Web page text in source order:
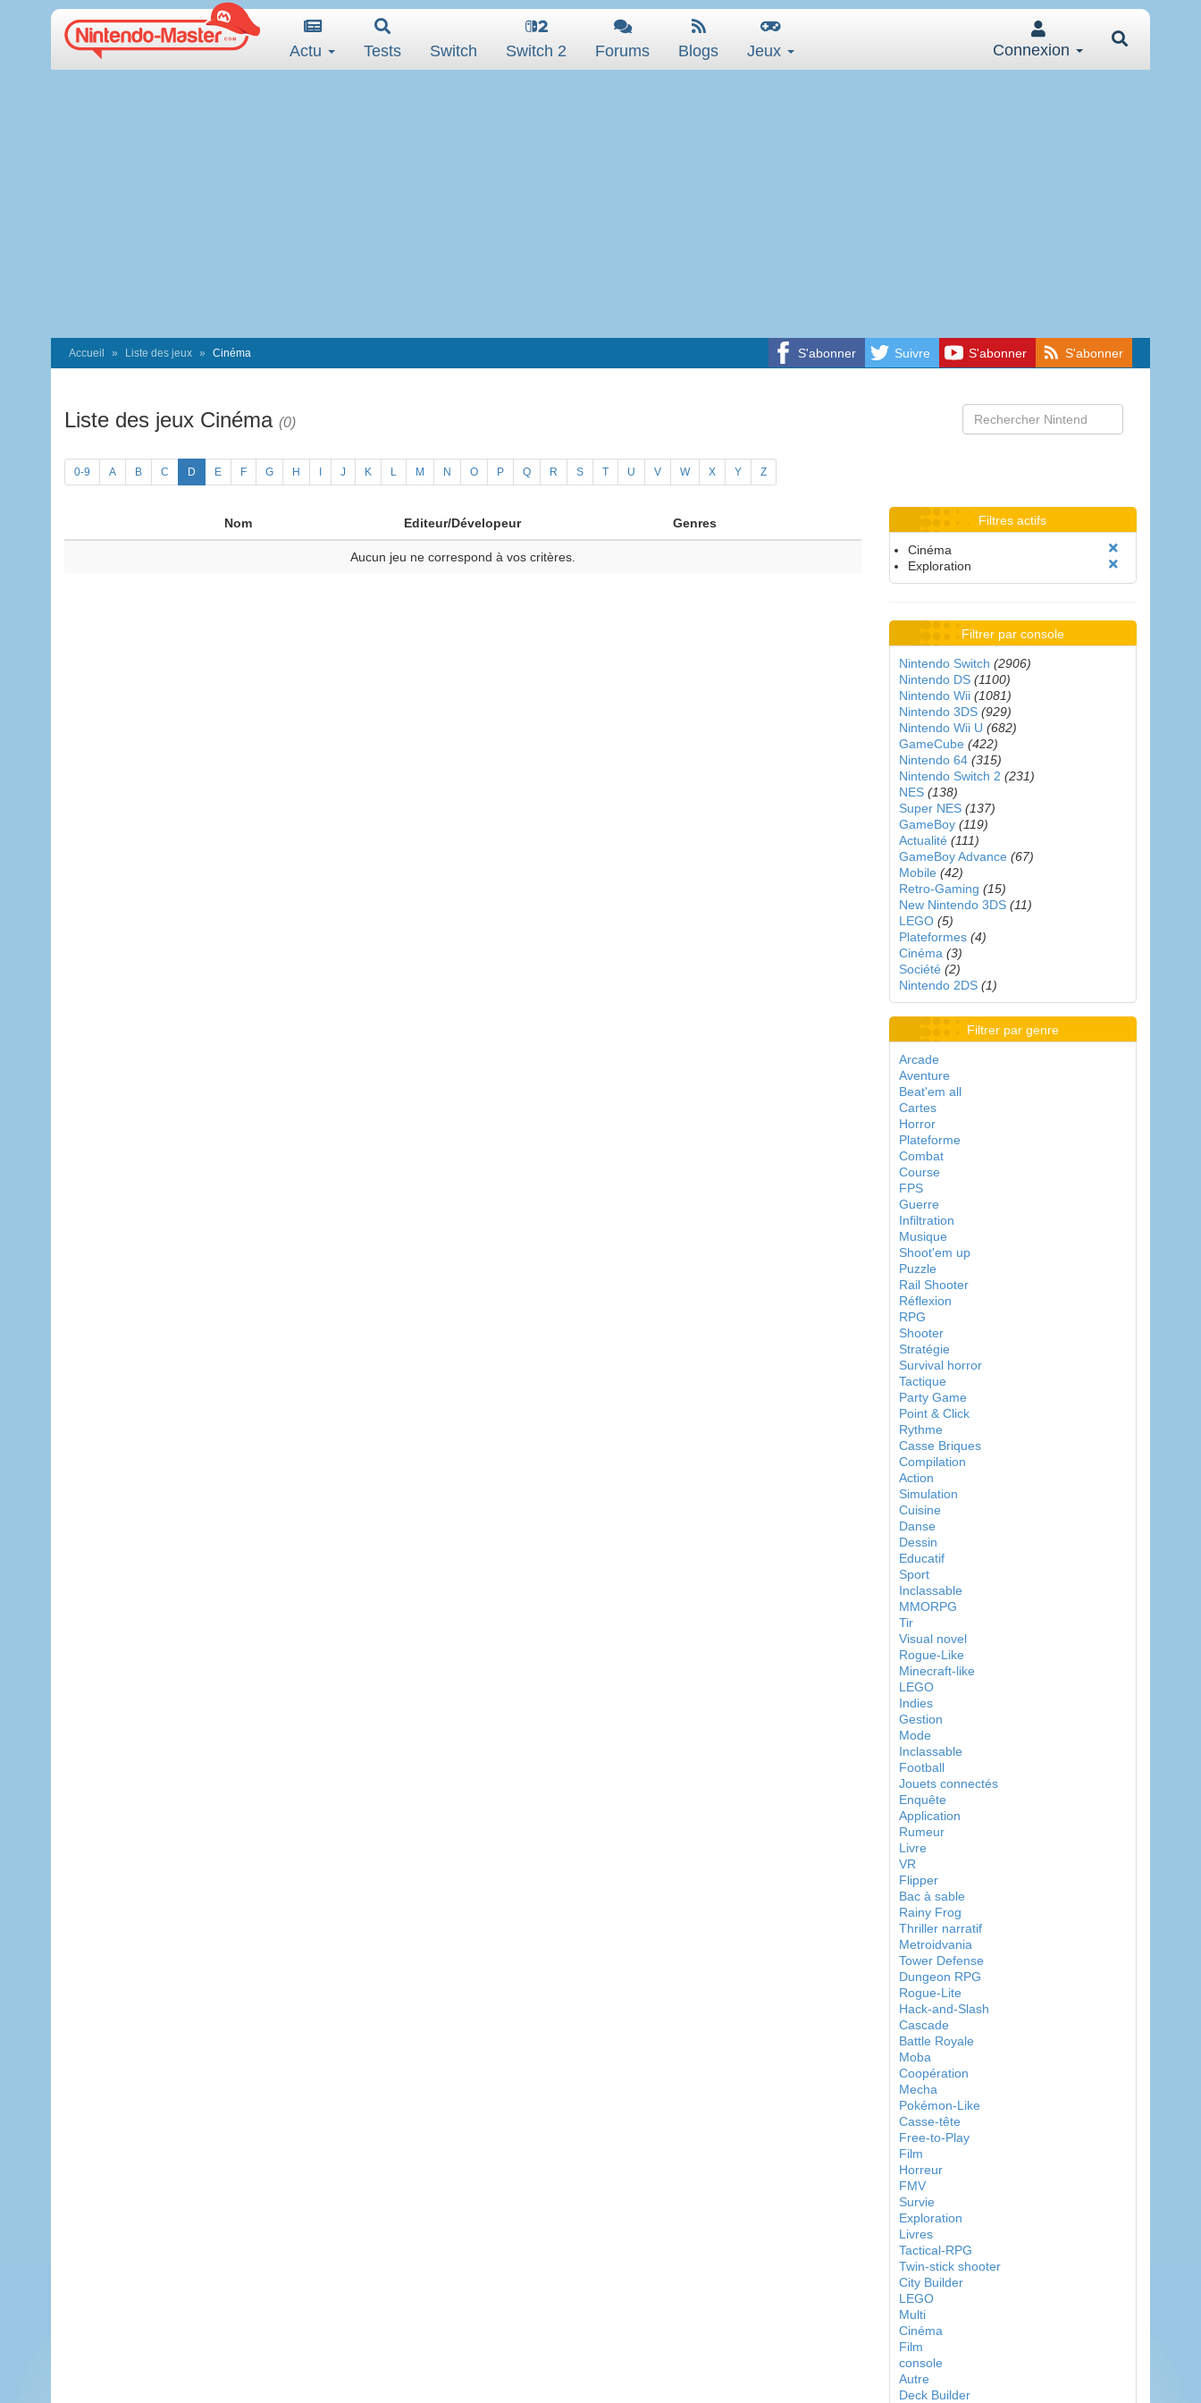
Actu Tests Switch Switch 2 Forums Blogs Jeux Connexion
S'abonner Suivre S'abonner S'abonner
Accueil Liste des jeux Cinéma
Liste des jeux Cinéma (0)
0-9 A B C D E F G H J K L M N O P Q R S T U V W X Y Z
Nom Editeur/Dévelopeur Genres
Aucun jeu ne correspond à vos critères.
Filtres actifs
Cinéma
Exploration
Filtrer par console
Nintendo Switch (2906)
Nintendo DS (1100)
Nintendo Wii (1081)
Nintendo 3DS (929)
Nintendo Wii U (682)
GameCube (422)
Nintendo 64 (315)
Nintendo Switch 2 (231)
NES (138)
Super NES (137)
GameBoy (119)
Actualité (111)
GameBoy Advance (67)
Mobile (42)
Retro-Gaming (15)
New Nintendo 3DS (11)
LEGO (5)
Plateformes (4)
Cinéma (3)
Société (2)
Nintendo 2DS (1)
Filtrer par genre
Arcade
Aventure
Beat'em all
Cartes
Horror
Plateforme
Combat
Course
FPS
Guerre
Infiltration
Musique
Shoot'em up
Puzzle
Rail Shooter
Réflexion
RPG
Shooter
Stratégie
Survival horror
Tactique
Party Game
Point & Click
Rythme
Casse Briques
Compilation
Action
Simulation
Cuisine
Danse
Dessin
Educatif
Sport
Inclassable
MMORPG
Tir
Visual novel
Rogue-Like
Minecraft-like
LEGO
Indies
Gestion
Mode
Inclassable
Football
Jouets connectés
Enquête
Application
Rumeur
Livre
VR
Flipper
Bac à sable
Rainy Frog
Thriller narratif
Metroidvania
Tower Defense
Dungeon RPG
Rogue-Lite
Hack-and-Slash
Cascade
Battle Royale
Moba
Coopération
Mecha
Pokémon-Like
Casse-tête
Free-to-Play
Film
Horreur
FMV
Survie
Exploration
Livres
Tactical-RPG
Twin-stick shooter
City Builder
LEGO
Multi
Cinéma
Film
console
Autre
Deck Builder